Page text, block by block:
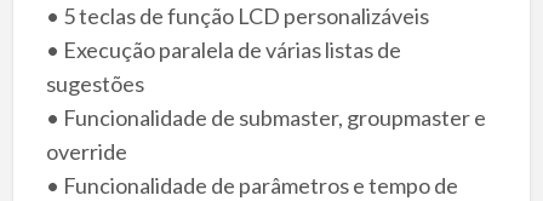
• 5 teclas de função LCD personalizáveis
• Execução paralela de várias listas de
sugestões
• Funcionalidade de submaster, groupmaster e
override
• Funcionalidade de parâmetros e tempo de